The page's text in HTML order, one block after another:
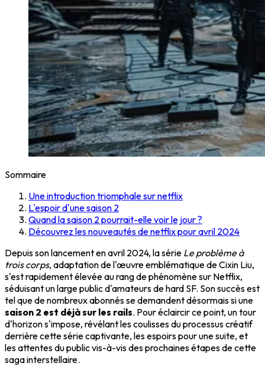
Sommaire
Une introduction triomphale sur netflix
L'espoir d'une saison 2
Quand la saison 2 pourrait-elle voir le jour ?
Découvrez les nouveautés de netflix pour avril 2024
Depuis son lancement en avril 2024, la série Le problème à
trois corps, adaptation de l'œuvre emblématique de Cixin Liu,
s'est rapidement élevée au rang de phénomène sur Netflix,
séduisant un large public d'amateurs de hard SF. Son succès est
tel que de nombreux abonnés se demandent désormais si une
saison 2 est déjà sur les rails. Pour éclaircir ce point, un tour
d'horizon s'impose, révélant les coulisses du processus créatif
derrière cette série captivante, les espoirs pour une suite, et
les attentes du public vis-à-vis des prochaines étapes de cette
saga interstellaire.